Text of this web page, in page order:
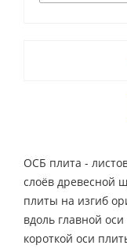
ОСБ плита -
слоёв древесной
плиты на изгиб
вдоль главной
короткой оси